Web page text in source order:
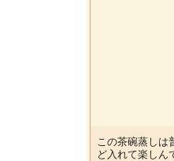
この茶碗蒸しは
ど入れて楽しん